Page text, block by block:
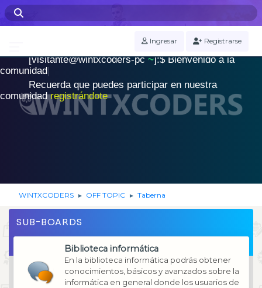
Ingresar Registrarse
WINTXCODERS Terminal
[visitante@wintxcoders-pc~]:$ .
Bienvenido a la
comunidad|
Recuerda que puedes participar en nuestra
comunidadregistrándote
WINTXCODERS ► OFF TOPIC ► Taberna
SUB-BOARDS
Biblioteca informática
En la biblioteca informática podrás obtener
conocimientos, básicos y avanzados sobre la
informática en general donde los usuarios de